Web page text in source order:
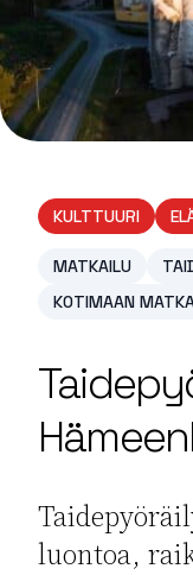
KULTTUURI
MATKAILU
KOTIMAAN
luontoa,